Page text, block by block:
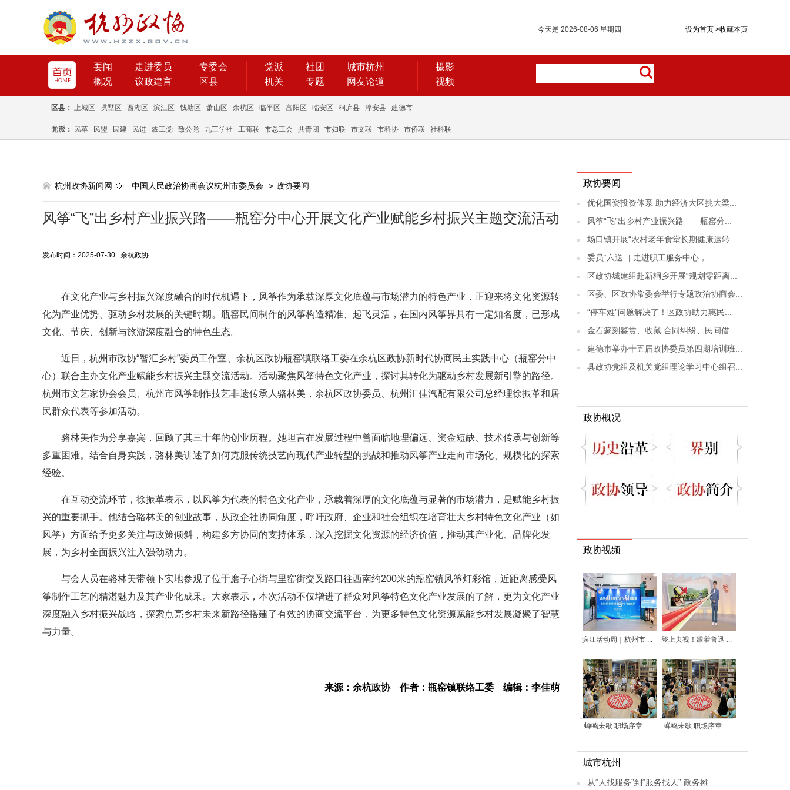
设为首页 >收藏本页
今天是 2026-08-06 星期四
要闻 走进委员
专委会
概况
议政建言 区县
党派 社团
城市杭州
机关
专题 网友论道
摄影
视频
区县： 上城区 拱墅区 西湖区 滨江区 钱塘区 萧山区 余杭区 临平区 富阳区 临安区 桐庐县 淳安县 建德市
党派： 民革 民盟 民建 民进 农工党 致公党 九三学社 工商联 市总工会 共青团 市妇联 市文联 市科协 市侨联 社科联
杭州政协新闻网 中国人民政治协商会议杭州市委员会 > 政协要闻
风筝“飞”出乡村产业振兴路——瓶窑分中心开展文化产业赋能乡村振兴主题交流活动
发布时间：2025-07-30 余杭政协
在文化产业与乡村振兴深度融合的时代机遇下，风筝作为承载深厚文化底蕴与市场潜力的特色产业，正迎来将文化资源转
化为产业优势、驱动乡村发展的关键时期。瓶窑民间制作的风筝构造精准、起飞灵活，在国内风筝界具有一定知名度，已形成
文化、节庆、创新与旅游深度融合的特色生态。
近日，杭州市政协“智汇乡村”委员工作室、余杭区政协瓶窑镇联络工委在余杭区政协新时代协商民主实践中心（瓶窑分中
心）联合主办文化产业赋能乡村振兴主题交流活动。活动聚焦风筝特色文化产业，探讨其转化为驱动乡村发展新引擎的路径。
杭州市文艺家协会会员、杭州市风筝制作技艺非遗传承人骆林美，余杭区政协委员、杭州汇佳汽配有限公司总经理徐振革和居
民群众代表等参加活动。
骆林美作为分享嘉宾，回顾了其三十年的创业历程。她坦言在发展过程中曾面临地理偏远、资金短缺、技术传承与创新等
多重困难。结合自身实践，骆林美讲述了如何克服传统技艺向现代产业转型的挑战和推动风筝产业走向市场化、规模化的探索
经验。
在互动交流环节，徐振革表示，以风筝为代表的特色文化产业，承载着深厚的文化底蕴与显著的市场潜力，是赋能乡村振
兴的重要抓手。他结合骆林美的创业故事，从政企社协同角度，呼吁政府、企业和社会组织在培育壮大乡村特色文化产业（如
风筝）方面给予更多关注与政策倾斜，构建多方协同的支持体系，深入挖掘文化资源的经济价值，推动其产业化、品牌化发
展，为乡村全面振兴注入强劲动力。
与会人员在骆林美带领下实地参观了位于磨子心街与里窑街交叉路口往西南约200米的瓶窑镇风筝灯彩馆，近距离感受风
筝制作工艺的精湛魅力及其产业化成果。大家表示，本次活动不仅增进了群众对风筝特色文化产业发展的了解，更为文化产业
深度融入乡村振兴战略，探索点亮乡村未来新路径搭建了有效的协商交流平台，为更多特色文化资源赋能乡村发展凝聚了智慧
与力量。
来源：余杭政协 作者：瓶窑镇联络工委 编辑：李佳萌
政协要闻
优化国资投资体系 助力经济大区挑大梁...
风筝“飞”出乡村产业振兴路——瓶窑分...
场口镇开展“农村老年食堂长期健康运转...
委员“六送” | 走进职工服务中心，...
区政协城建组赴新桐乡开展“规划零距离...
区委、区政协常委会举行专题政治协商会...
“停车难”问题解决了！区政协助力惠民...
金石篆刻鉴赏、收藏 合同纠纷、民间借...
建德市举办十五届政协委员第四期培训班...
县政协党组及机关党组理论学习中心组召...
政协概况
政协视频
滨江活动周｜杭州市 ... 登上央视！跟着鲁迅 ...
蝉鸣未歇 职场序章 ... 蝉鸣未歇 职场序章 ...
城市杭州
从“人找服务”到“服务找人” 政务摊...